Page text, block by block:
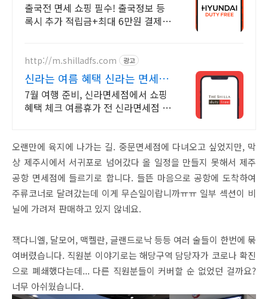
출국전 면세 쇼핑 필수! 출국정보 등
록시 추가 적립금+최대 6만원 결제
http://m.shilladfs.com 광고
신라는 여름 혜택 신라는 면세
쇼핑
7월 여행 준비, 신라면세점에서 쇼핑
혜택 체크 여름휴가 전 신라면세점 혜
오랜만에 육지에 나가는 길. 중문면세점에 다녀오고 싶었지만, 막
상 제주시에서 서귀포로 넘어갔다 올 일정을 만들지 못해서 제주
공항 면세점에 들르기로 합니다. 들뜬 마음으로 공항에 도착하여
주류코너로 달려갔는데 이게 무슨일이랍니까ㅠㅠ 일부 섹션이 비
닐에 가려져 판매하고 있지 않네요.
잭다니엘, 달모어, 맥켈란, 글랜드로낙 등등 여러 술들이 한번에 묶
여버렸습니다. 직원분 이야기로는 해당구역 담당자가 코로나 확진
으로 폐쇄했다는데... 다른 직원분들이 커버할 순 없었던 걸까요?
너무 아쉬웠습니다.